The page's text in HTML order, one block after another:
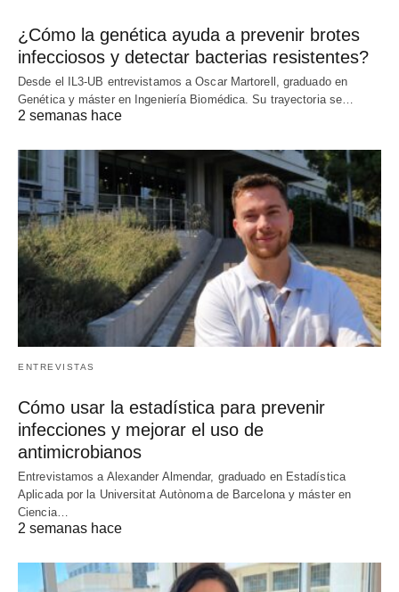
¿Cómo la genética ayuda a prevenir brotes
infecciosos y detectar bacterias resistentes?
Desde el IL3-UB entrevistamos a Oscar Martorell, graduado en
Genética y máster en Ingeniería Biomédica. Su trayectoria se…
2 semanas hace
ENTREVISTAS
Cómo usar la estadística para prevenir
infecciones y mejorar el uso de
antimicrobianos
Entrevistamos a Alexander Almendar, graduado en Estadística
Aplicada por la Universitat Autònoma de Barcelona y máster en
Ciencia…
2 semanas hace